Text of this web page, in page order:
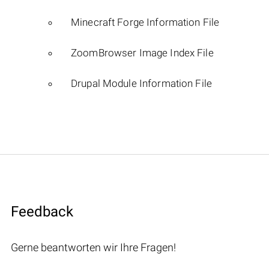
Minecraft Forge Information File
ZoomBrowser Image Index File
Drupal Module Information File
Feedback
Gerne beantworten wir Ihre Fragen!